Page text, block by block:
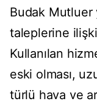
Budak Mutluer
taleplerine
Kullanılan
eski olması,
türlü hava ve